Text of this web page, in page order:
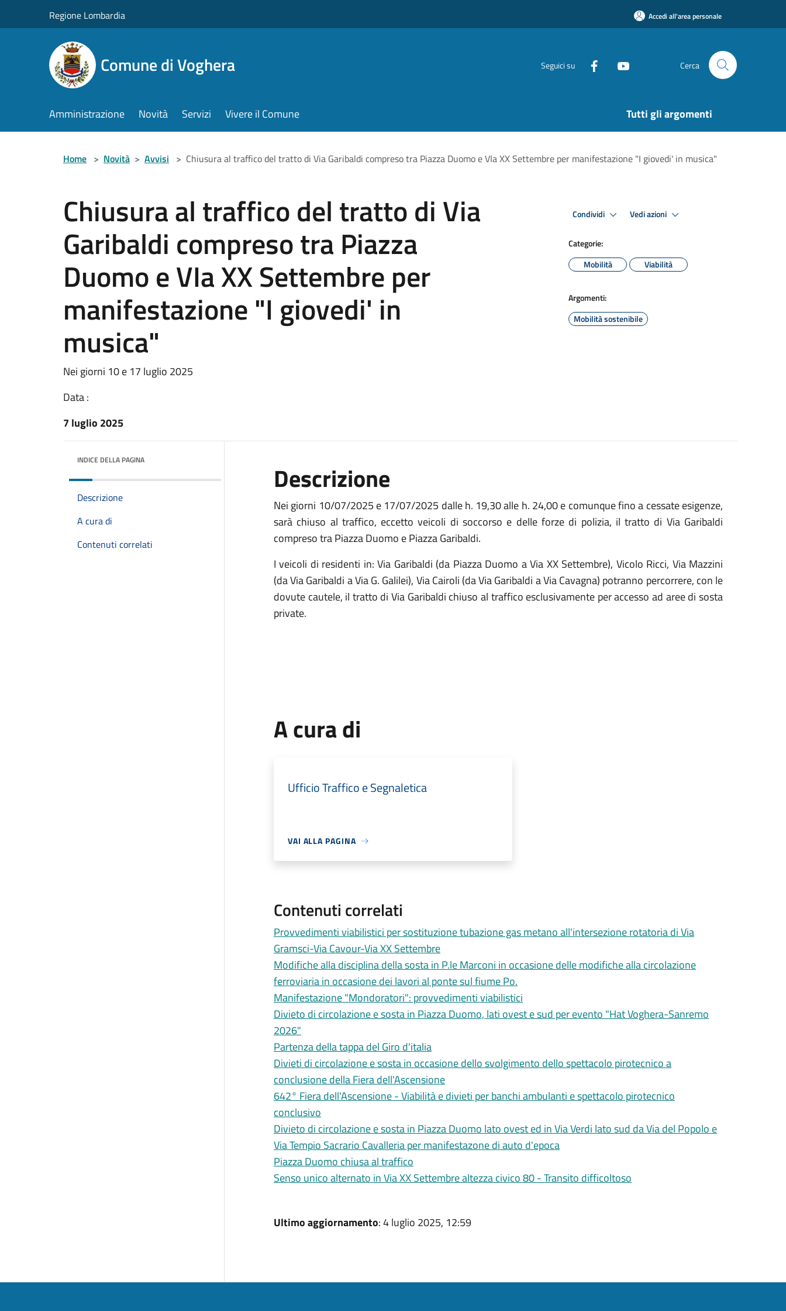
Regione Lombardia Accedi all'area personale
Comune di Voghera Seguici su Cerca
Amministrazione Novità Servizi Vivere il Comune Tutti gli argomenti
Home > Novità > Avvisi > Chiusura al traffico del tratto di Via Garibaldi compreso tra Piazza Duomo e VIa XX Settembre per manifestazione "I giovedi' in musica"
Chiusura al traffico del tratto di Via
Garibaldi compreso tra Piazza
Duomo e VIa XX Settembre per
manifestazione "I giovedi' in
musica"
Nei giorni 10 e 17 luglio 2025
Data :
7 luglio 2025
Condividi Vedi azioni
Categorie:
Mobilità
Viabilità
Argomenti:
Mobilità sostenibile
INDICE DELLA PAGINA
Descrizione
A cura di
Contenuti correlati
Descrizione
Nei giorni 10/07/2025 e 17/07/2025 dalle h. 19,30 alle h. 24,00 e comunque fino a cessate esigenze,
sarà chiuso al traffico, eccetto veicoli di soccorso e delle forze di polizia, il tratto di Via Garibaldi
compreso tra Piazza Duomo e Piazza Garibaldi.
I veicoli di residenti in: Via Garibaldi (da Piazza Duomo a Via XX Settembre), Vicolo Ricci, Via Mazzini
(da Via Garibaldi a Via G. Galilei), Via Cairoli (da Via Garibaldi a Via Cavagna) potranno percorrere, con le
dovute cautele, il tratto di Via Garibaldi chiuso al traffico esclusivamente per accesso ad aree di sosta
private.
A cura di
Ufficio Traffico e Segnaletica
VAI ALLA PAGINA
Contenuti correlati
Provvedimenti viabilistici per sostituzione tubazione gas metano all'intersezione rotatoria di Via
Gramsci-Via Cavour-Via XX Settembre
Modifiche alla disciplina della sosta in P.le Marconi in occasione delle modifiche alla circolazione
ferroviaria in occasione dei lavori al ponte sul fiume Po.
Manifestazione "Mondoratori": provvedimenti viabilistici
Divieto di circolazione e sosta in Piazza Duomo, lati ovest e sud per evento "Hat Voghera-Sanremo
2026"
Partenza della tappa del Giro d'italia
Divieti di circolazione e sosta in occasione dello svolgimento dello spettacolo pirotecnico a
conclusione della Fiera dell'Ascensione
642° Fiera dell'Ascensione - Viabilità e divieti per banchi ambulanti e spettacolo pirotecnico
conclusivo
Divieto di circolazione e sosta in Piazza Duomo lato ovest ed in Via Verdi lato sud da Via del Popolo e
Via Tempio Sacrario Cavalleria per manifestazone di auto d'epoca
Piazza Duomo chiusa al traffico
Senso unico alternato in Via XX Settembre altezza civico 80 - Transito difficoltoso
Ultimo aggiornamento: 4 luglio 2025, 12:59